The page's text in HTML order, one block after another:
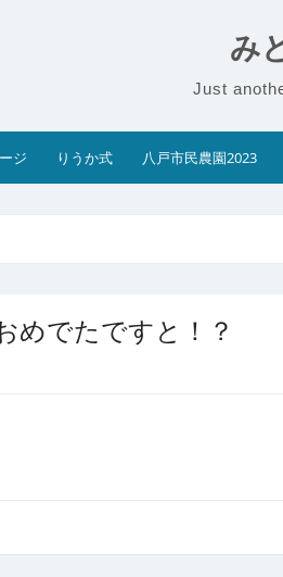
み
Just
ジ りうか式 八戸市民農園2023
めでたですと！？